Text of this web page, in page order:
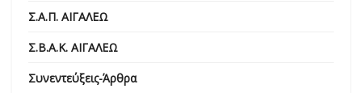
Σ.Α.Π. ΑΙΓΑΛΕΩ
Σ.Β.Α.Κ. ΑΙΓΑΛΕΩ
Συνεντεύξεις-Άρθρα